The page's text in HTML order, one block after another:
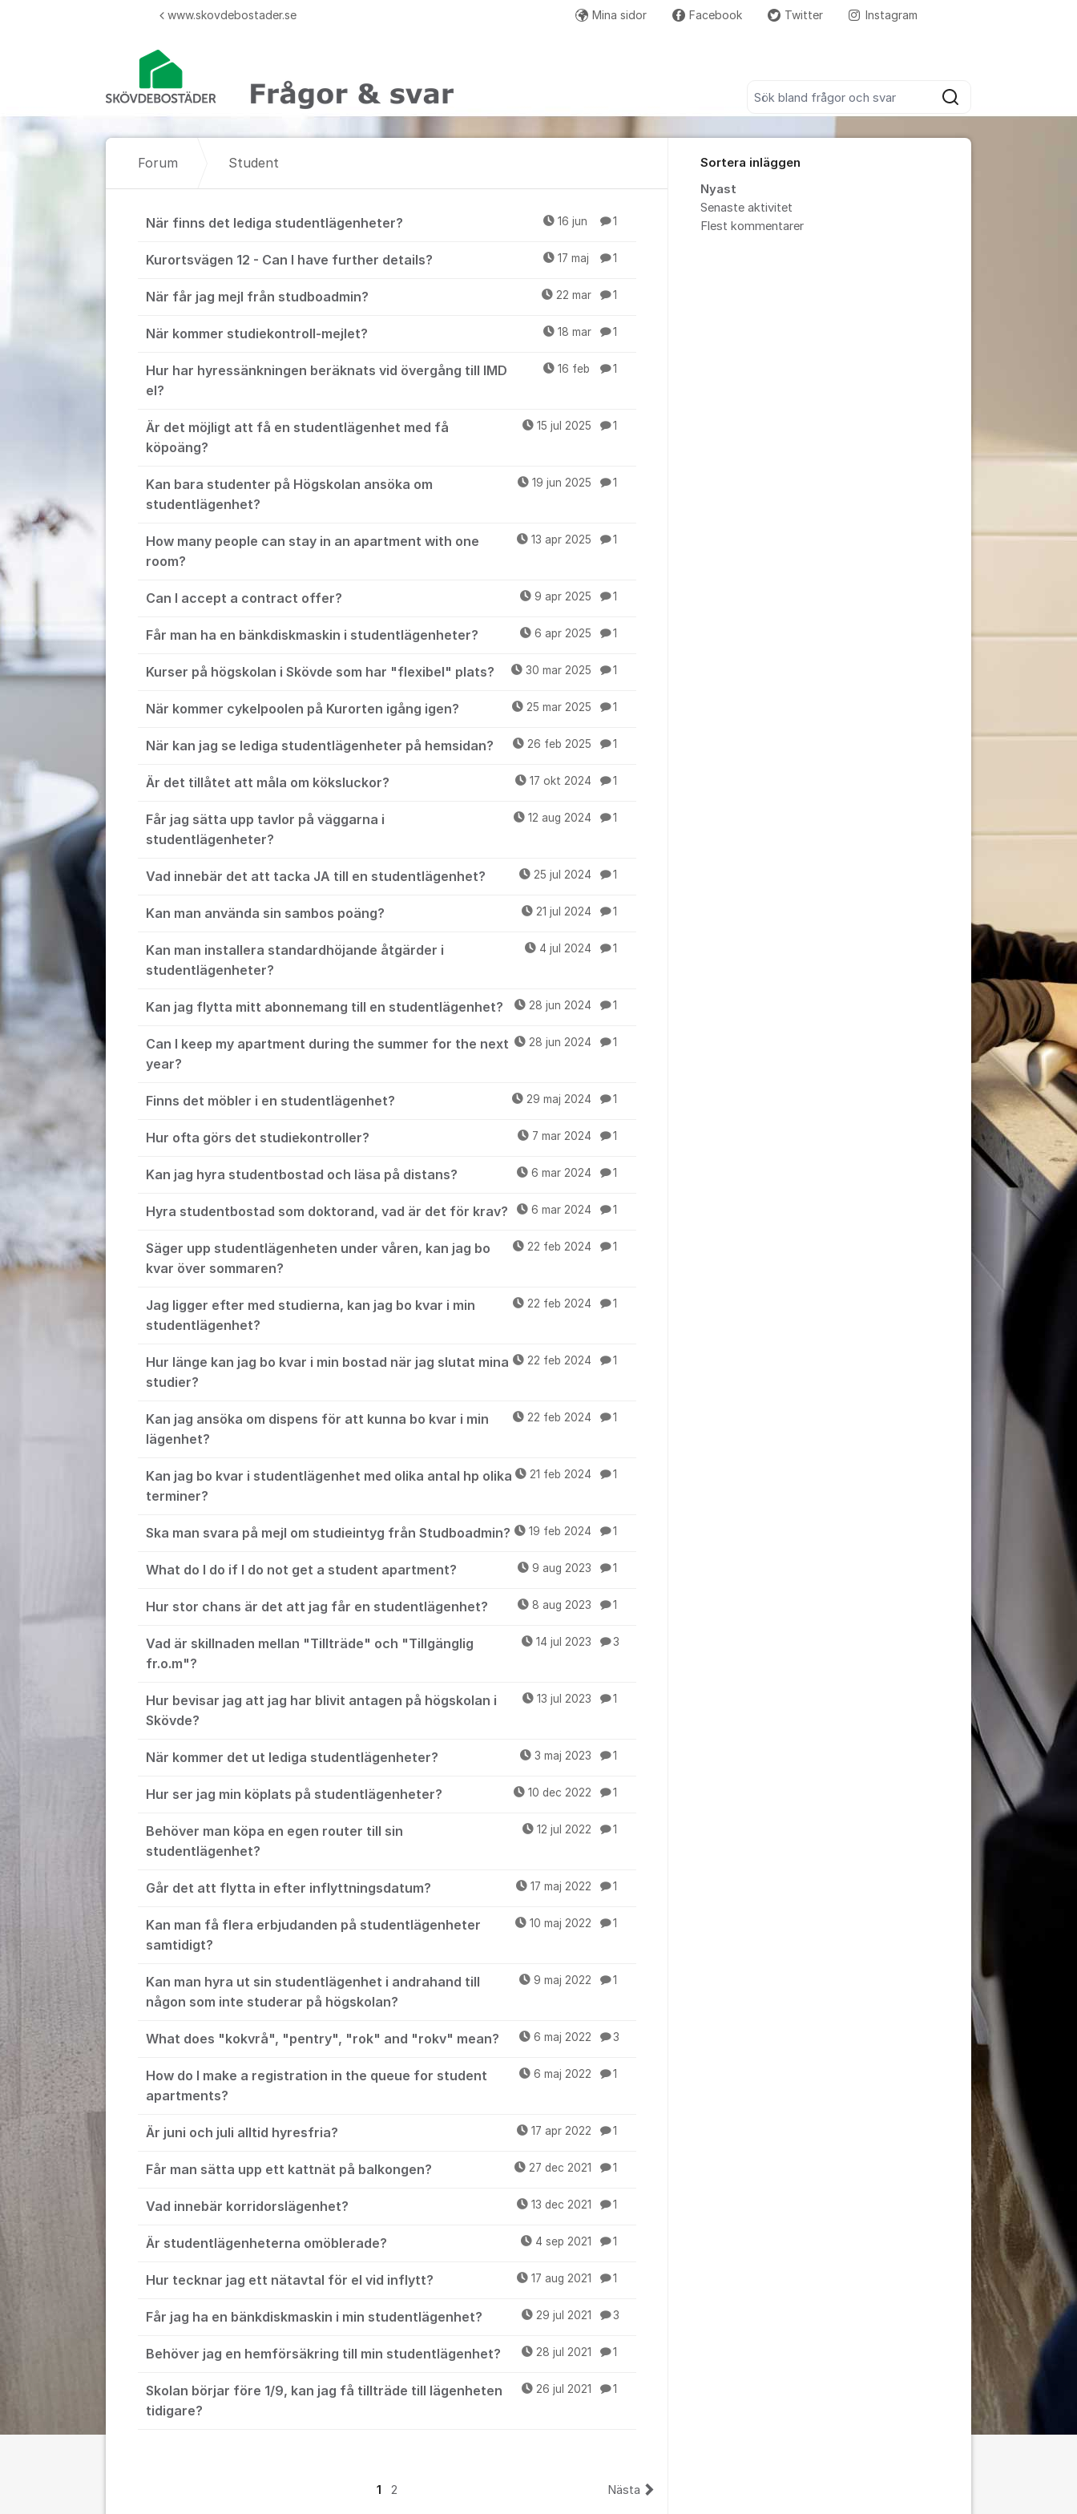
Sök
www.skovdebostader.se Mina sidor Facebook Twitter InstagramFler supportlänkar
Forum Student
Student
När finns det lediga studentlägenheter? 16 jun 1
Kurortsvägen 12 - Can I have further details? 17 maj 1
När får jag mejl från studboadmin? 22 mar 1
När kommer studiekontroll-mejlet? 18 mar 1
Hur har hyressänkningen beräknats vid övergång till IMD
el?
16 feb 1
Är det möjligt att få en studentlägenhet med få
köpoäng?
15 jul 2025 1
Kan bara studenter på Högskolan ansöka om
studentlägenhet?
19 jun 2025 1
How many people can stay in an apartment with one
room?
13 apr 2025 1
Can I accept a contract offer? 9 apr 2025 1
Får man ha en bänkdiskmaskin i studentlägenheter? 6 apr 2025 1
Kurser på högskolan i Skövde som har "flexibel" plats? 30 mar 2025 1
När kommer cykelpoolen på Kurorten igång igen? 25 mar 2025 1
När kan jag se lediga studentlägenheter på hemsidan? 26 feb 2025 1
Är det tillåtet att måla om köksluckor? 17 okt 2024 1
Får jag sätta upp tavlor på väggarna i
studentlägenheter?
12 aug 2024 1
Vad innebär det att tacka JA till en studentlägenhet? 25 jul 2024 1
Kan man använda sin sambos poäng? 21 jul 2024 1
Kan man installera standardhöjande åtgärder i
studentlägenheter?
4 jul 2024 1
Kan jag flytta mitt abonnemang till en studentlägenhet? 28 jun 2024 1
Can I keep my apartment during the summer for the next
year?
28 jun 2024 1
Finns det möbler i en studentlägenhet? 29 maj 2024 1
Hur ofta görs det studiekontroller? 7 mar 2024 1
Kan jag hyra studentbostad och läsa på distans? 6 mar 2024 1
Hyra studentbostad som doktorand, vad är det för krav? 6 mar 2024 1
Säger upp studentlägenheten under våren, kan jag bo
kvar över sommaren?
22 feb 2024 1
Jag ligger efter med studierna, kan jag bo kvar i min
studentlägenhet?
22 feb 2024 1
Hur länge kan jag bo kvar i min bostad när jag slutat mina
studier?
22 feb 2024 1
Kan jag ansöka om dispens för att kunna bo kvar i min
lägenhet?
22 feb 2024 1
Kan jag bo kvar i studentlägenhet med olika antal hp olika
terminer?
21 feb 2024 1
Ska man svara på mejl om studieintyg från Studboadmin? 19 feb 2024 1
What do I do if I do not get a student apartment? 9 aug 2023 1
Hur stor chans är det att jag får en studentlägenhet? 8 aug 2023 1
Vad är skillnaden mellan "Tillträde" och "Tillgänglig
fr.o.m"?
14 jul 2023 3
Hur bevisar jag att jag har blivit antagen på högskolan i
Skövde?
13 jul 2023 1
När kommer det ut lediga studentlägenheter? 3 maj 2023 1
Hur ser jag min köplats på studentlägenheter? 10 dec 2022 1
Behöver man köpa en egen router till sin
studentlägenhet?
12 jul 2022 1
Går det att flytta in efter inflyttningsdatum? 17 maj 2022 1
Kan man få flera erbjudanden på studentlägenheter
samtidigt?
10 maj 2022 1
Kan man hyra ut sin studentlägenhet i andrahand till
någon som inte studerar på högskolan?
9 maj 2022 1
What does "kokvrå", "pentry", "rok" and "rokv" mean? 6 maj 2022 3
How do I make a registration in the queue for student
apartments?
6 maj 2022 1
Är juni och juli alltid hyresfria? 17 apr 2022 1
Får man sätta upp ett kattnät på balkongen? 27 dec 2021 1
Vad innebär korridorslägenhet? 13 dec 2021 1
Är studentlägenheterna omöblerade? 4 sep 2021 1
Hur tecknar jag ett nätavtal för el vid inflytt? 17 aug 2021 1
Får jag ha en bänkdiskmaskin i min studentlägenhet? 29 jul 2021 3
Behöver jag en hemförsäkring till min studentlägenhet? 28 jul 2021 1
Skolan börjar före 1/9, kan jag få tillträde till lägenheten
tidigare?
26 jul 2021 1
1 2 Nästa
Sortera inläggen
Nyast
Senaste aktivitet
Flest kommentarer